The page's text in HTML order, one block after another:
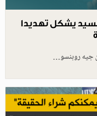
يشكل تهديدا
جيه روبنسو…